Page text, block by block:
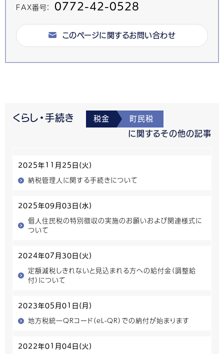
FAX番号： 0772-42-0528
このページに関するお問い合わせ
くらし・手続き 税金 町民税
に関するその他の記事
2025年11月25日(火)
納税管理人に関する手続きについて
2025年09月03日(水)
個人住民税の特別徴収の実施のお願いおよび関連様式に
ついて
2024年07月30日(火)
定額減税しきれないと見込まれる方への給付金（調整給
付）について
2023年05月01日(月)
地方税統一QRコード（eL-QR）での納付が始まります
2022年01月04日(火)